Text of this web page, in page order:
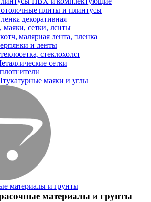
плиты и плинтусы
декоративная
маяки, сетки, ленты
малярная лента, пленка
и ленты
стеклохолст
сетки
маяки и углы
материалы и грунты
материалы и грунты